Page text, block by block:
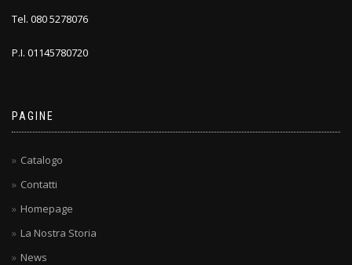
Tel. 080 5278076
P.I. 01145780720
PAGINE
Catalogo
Contatti
Homepage
La Nostra Storia
News